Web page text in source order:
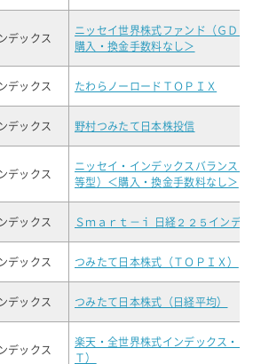
デックス
ニッセイ世界株式ファンド（ＧＤ
購入・換金手数料なし＞
デックス たわらノーロードＴＯＰＩＸ
デックス 野村つみたて日本株投信
デックス
ニッセイ・インデックスバランス
等型）＜購入・換金手数料なし＞
デックス Ｓｍａｒｔ－ｉ 日経２２５インデ
デックス つみたて日本株式（ＴＯＰＩＸ）
デックス つみたて日本株式（日経平均）
デックス
楽天・全世界株式インデックス・フ
Ｔ）